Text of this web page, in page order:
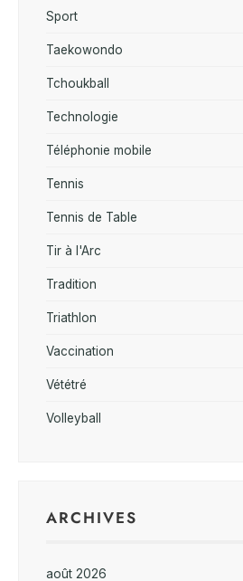
Sport
Taekowondo
Tchoukball
Technologie
Téléphonie mobile
Tennis
Tennis de Table
Tir à l'Arc
Tradition
Triathlon
Vaccination
Vététré
Volleyball
ARCHIVES
août 2026